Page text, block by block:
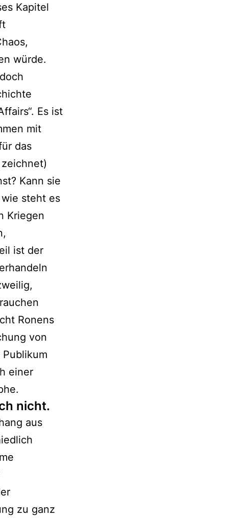
Kapitel
würde.
Es ist
mit
das
Kann sie
steht es
Kriegen
ist der
Ronens
von
einer
nicht.
aus
zu ganz